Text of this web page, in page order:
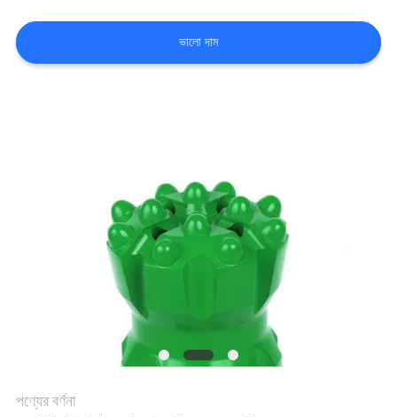
যোগাযোগ
করুন
ভালো দাম
পণ্যের বর্ণনা